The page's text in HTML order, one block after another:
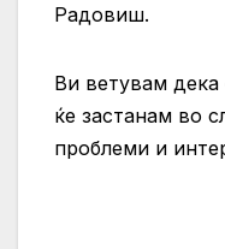
Радовиш.
Ви ветувам
ќе застанам во
проблеми и